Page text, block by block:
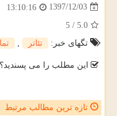
1397/12/03
13:10:16
5.0
/
5
تگهای خبر:
تئاتر
این مطلب را می پسندید؟
تازه ترین مطالب مرتبط